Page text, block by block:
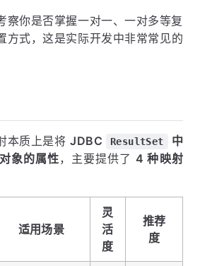
察你是否掌握一对一、一对多等复
方式，这是实际开发中非常常见的
本质上是将JDBC ResultSet
中
象的属性，主要提供了4 种映射
适用场景
灵
活
度
推荐
度